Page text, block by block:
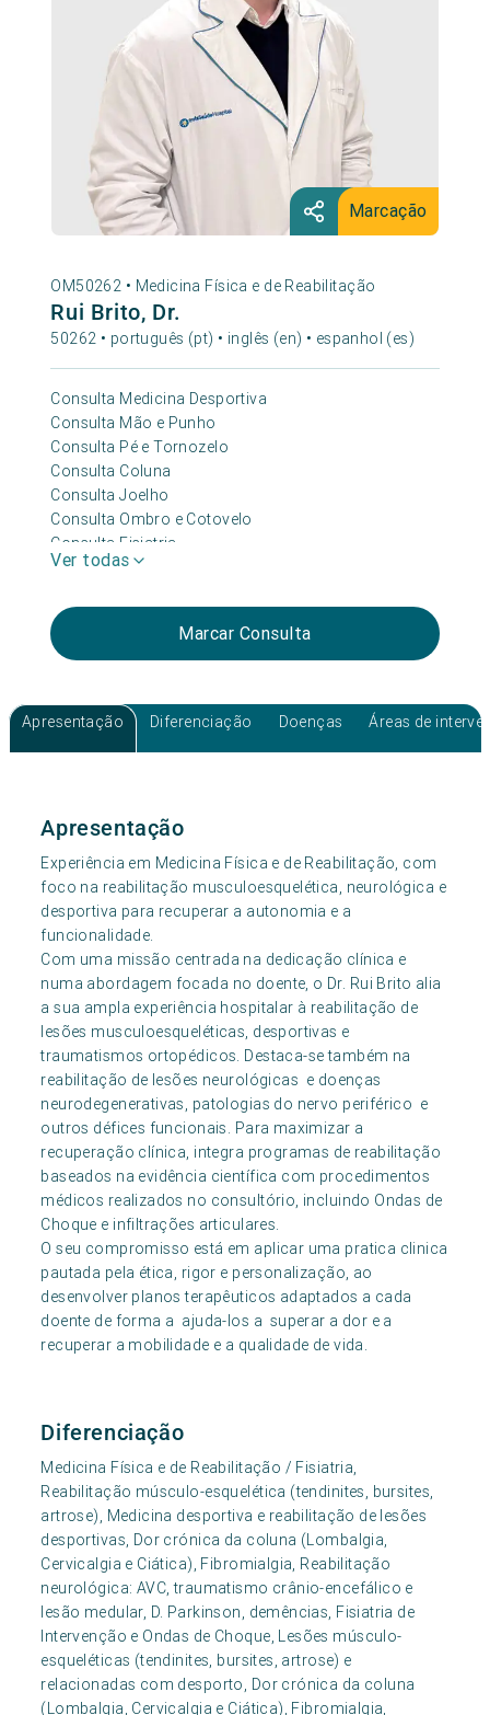
Marcação
OM50262 • Medicina Física e de Reabilitação
Rui Brito, Dr.
50262 • português (pt) • inglês (en) • espanhol (es)
Consulta Medicina Desportiva
Consulta Mão e Punho
Consulta Pé e Tornozelo
Consulta Coluna
Consulta Joelho
Consulta Ombro e Cotovelo
Consulta Fisiatria
Consulta Reabilitação Temporo Mandibular
Ver todas
Marcar Consulta
Apresentação Diferenciação Doenças Áreas de
Apresentação
Experiência em Medicina Física e de Reabilitação, com
foco na reabilitação musculoesquelética, neurológica e
desportiva para recuperar a autonomia e a
funcionalidade.
Com uma missão centrada na dedicação clínica e
numa abordagem focada no doente, o Dr. Rui Brito alia
a sua ampla experiência hospitalar à reabilitação de
lesões musculoesqueléticas, desportivas e
traumatismos ortopédicos. Destaca-se também na
reabilitação de lesões neurológicas e doenças
neurodegenerativas, patologias do nervo periférico e
outros défices funcionais. Para maximizar a
recuperação clínica, integra programas de reabilitação
baseados na evidência científica com procedimentos
médicos realizados no consultório, incluindo Ondas de
Choque e infiltrações articulares.
O seu compromisso está em aplicar uma pratica clinica
pautada pela ética, rigor e personalização, ao
desenvolver planos terapêuticos adaptados a cada
doente de forma a ajuda-los a superar a dor e a
recuperar a mobilidade e a qualidade de vida.
Diferenciação
Medicina Física e de Reabilitação / Fisiatria,
Reabilitação músculo-esquelética (tendinites, bursites,
artrose), Medicina desportiva e reabilitação de lesões
desportivas, Dor crónica da coluna (Lombalgia,
Cervicalgia e Ciática), Fibromialgia, Reabilitação
neurológica: AVC, traumatismo crânio-encefálico e
lesão medular, D. Parkinson, demências, Fisiatria de
Intervenção e Ondas de Choque, Lesões músculo-
esqueléticas (tendinites, bursites, artrose) e
relacionadas com desporto, Dor crónica da coluna
(Lombalgia, Cervicalgia e Ciática), Fibromialgia,